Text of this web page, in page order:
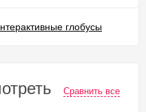
глобусы
Сравнить все